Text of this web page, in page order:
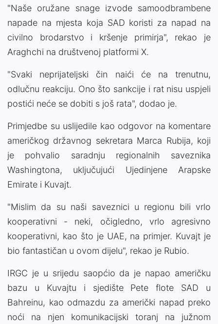
"Naše oružane snage izvode samoodbrambene
napade na mjesta koja SAD koristi za napad na
civilno brodarstvo i kršenje primirja", rekao je
Araghchi na društvenoj platformi X.
"Svaki neprijateljski čin naići će na trenutnu,
odlučnu reakciju. Ono što sankcije i rat nisu uspjeli
postići neće se dobiti s još rata", dodao je.
Primjedbe su uslijedile kao odgovor na komentare
američkog državnog sekretara Marca Rubija, koji
je pohvalio saradnju regionalnih saveznika
Washingtona, uključujući Ujedinjene Arapske
Emirate i Kuvajt.
"Mislim da su naši saveznici u regionu bili vrlo
kooperativni - neki, očigledno, vrlo agresivno
kooperativni, kao što je UAE, na primjer. Kuvajt je
bio fantastičan u ovom dijelu", rekao je Rubio.
IRGC je u srijedu saopćio da je napao američku
bazu u Kuvajtu i sjedište Pete flote SAD u
Bahreinu, kao odmazdu za američki napad preko
noći na njen komunikacijski toranj na južnom